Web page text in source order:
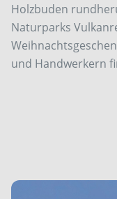
Holzbuden
Naturparks
und Handwerkern